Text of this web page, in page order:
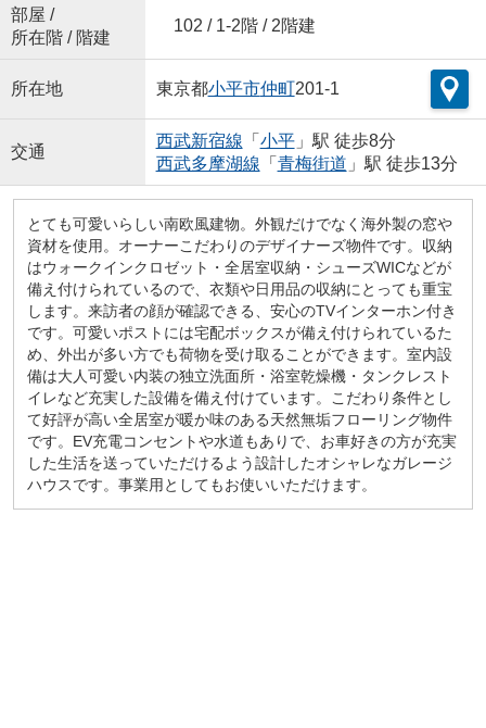
部屋 /
所在階 / 階建
102 / 1-2階 / 2階建
所在地 東京都小平市仲町201-1
交通
西武新宿線 「 小平」駅 徒歩8分
西武多摩湖線 「 青梅街道 」駅 徒歩13分
とても可愛いらしい南欧風建物。外観だけでなく海外製の窓や
資材を使用。オーナーこだわりのデザイナーズ物件です。収納
はウォークインクロゼット・全居室収納・シューズWICなどが
備え付けられているので、衣類や日用品の収納にとっても重宝
します。来訪者の顔が確認できる、安心のTVインターホン付き
です。可愛いポストには宅配ボックスが備え付けられているた
め、外出が多い方でも荷物を受け取ることができます。室内設
備は大人可愛い内装の独立洗面所・浴室乾燥機・タンクレスト
イレなど充実した設備を備え付けています。こだわり条件とし
て好評が高い全居室が暖か味のある天然無垢フローリング物件
です。EV充電コンセントや水道もありで、お車好きの方が充実
した生活を送っていただけるよう設計したオシャレなガレージ
ハウスです。事業用としてもお使いいただけます。